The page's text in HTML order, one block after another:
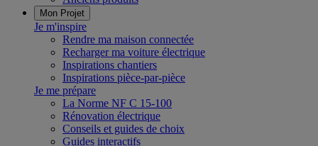
Mon Projet
Je m'inspire
Rendre ma maison connectée
Recharger ma voiture électrique
Inspirations chantiers
Inspirations pièce-par-pièce
Je me prépare
La Norme NF C 15-100
Rénovation électrique
Conseils et guides de choix
Guides interactifs